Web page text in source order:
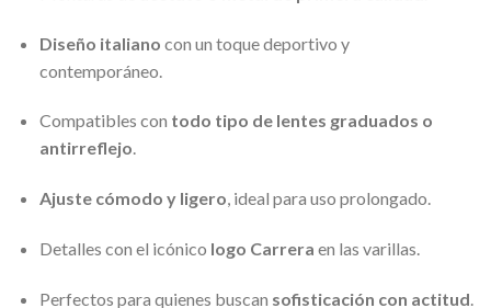
Diseño italiano con un toque deportivo y
contemporáneo.
Compatibles con todo tipo de lentes graduados o
antirreflejo.
Ajuste cómodo y ligero, ideal para uso prolongado.
Detalles con el icónico logo Carrera en las varillas.
Perfectos para quienes buscan sofisticación con actitud